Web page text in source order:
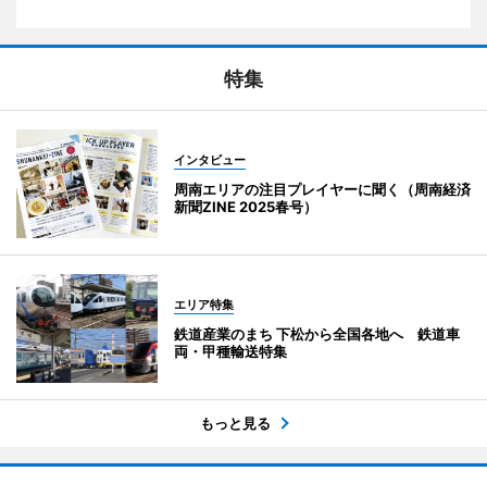
特集
インタビュー
周南エリアの注目プレイヤーに聞く（周南経済
新聞ZINE 2025春号）
エリア特集
鉄道産業のまち 下松から全国各地へ 鉄道車
両・甲種輸送特集
もっと見る